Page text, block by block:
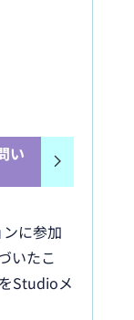
い
に参加
いたこ
Studioメ